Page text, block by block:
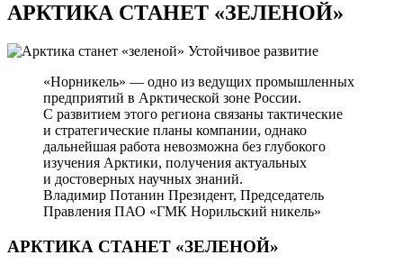
АРКТИКА СТАНЕТ «ЗЕЛЕНОЙ»
Устойчивое развитие
«Норникель» — одно из ведущих промышленных
предприятий в Арктической зоне России.
С развитием этого региона связаны тактические
и стратегические планы компании, однако
дальнейшая работа невозможна без глубокого
изучения Арктики, получения актуальных
и достоверных научных знаний.
Владимир Потанин Президент, Председатель
Правления ПАО «ГМК Норильский никель»
АРКТИКА СТАНЕТ «ЗЕЛЕНОЙ»